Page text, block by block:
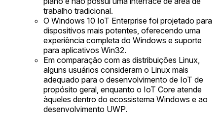
trabalho tradicional.
O Windows 10 IoT Enterprise foi projetado para
dispositivos mais potentes, oferecendo uma
experiência completa do Windows e suporte
para aplicativos Win32.
Em comparação com as distribuições Linux,
alguns usuários consideram o Linux mais
adequado para o desenvolvimento de IoT de
propósito geral, enquanto o IoT Core atende
àqueles dentro do ecossistema Windows e ao
desenvolvimento UWP.